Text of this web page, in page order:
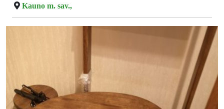
Kauno m. sav.,